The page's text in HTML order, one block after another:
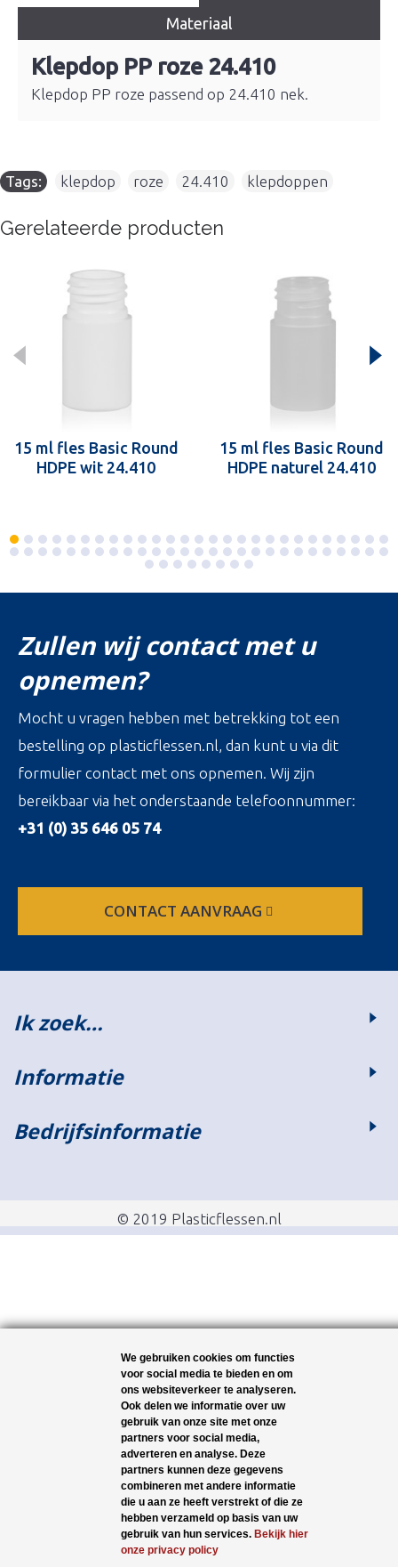
Materiaal
Klepdop PP roze 24.410
Klepdop PP roze passend op 24.410 nek.
Tags: klepdop roze 24.410 klepdoppen
Gerelateerde producten
15 ml fles Basic Round
HDPE wit 24.410
15 ml fles Basic Round
HDPE naturel 24.410
Zullen wij contact met u
opnemen?
Mocht u vragen hebben met betrekking tot een
bestelling op plasticflessen.nl, dan kunt u via dit
formulier contact met ons opnemen. Wij zijn
bereikbaar via het onderstaande telefoonnummer:
+31 (0) 35 646 05 74
CONTACT AANVRAAG
Ik zoek…
Informatie
Bedrijfsinformatie
© 2019 Plasticflessen.nl
We gebruiken cookies om functies
voor social media te bieden en om
ons websiteverkeer te analyseren.
Ook delen we informatie over uw
gebruik van onze site met onze
partners voor social media,
adverteren en analyse. Deze
partners kunnen deze gegevens
combineren met andere informatie
die u aan ze heeft verstrekt of die ze
hebben verzameld op basis van uw
gebruik van hun services. Bekijk hier
onze privacy policy